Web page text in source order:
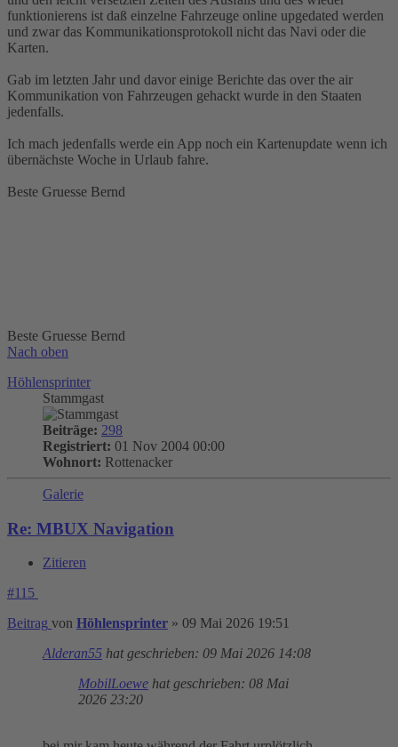
funktionierens ist daß einzelne Fahrzeuge online upgedated werden
und zwar das Kommunikationsprotokoll nicht das Navi oder die
Karten.
Gab im letzten Jahr und davor einige Berichte das over the air
Kommunikation von Fahrzeugen gehackt wurde in den Staaten
jedenfalls.
Ich mach jedenfalls werde ein App noch ein Kartenupdate wenn ich
übernächste Woche in Urlaub fahre.
Beste Gruesse Bernd
Beste Gruesse Bernd
Nach oben
Höhlensprinter
Stammgast
Beiträge: 298
Registriert: 01 Nov 2004 00:00
Wohnort: Rottenacker
Galerie
Re: MBUX Navigation
Zitieren
#115
Beitrag von Höhlensprinter » 09 Mai 2026 19:51
Alderan55 hat geschrieben: 09 Mai 2026 14:08
MobilLoewe hat geschrieben: 08 Mai
2026 23:20